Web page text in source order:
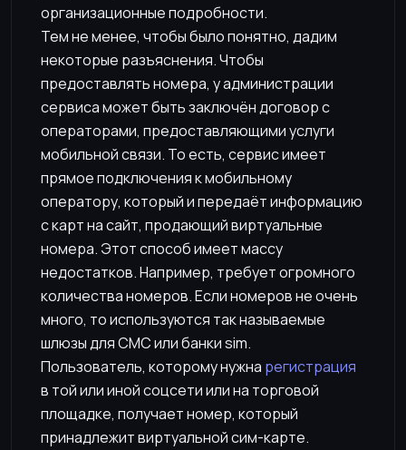
организационные подробности.
Тем не менее, чтобы было понятно, дадим
некоторые разъяснения. Чтобы
предоставлять номера, у администрации
сервиса может быть заключён договор с
операторами, предоставляющими услуги
мобильной связи. То есть, сервис имеет
прямое подключения к мобильному
оператору, который и передаёт информацию
с карт на сайт, продающий виртуальные
номера. Этот способ имеет массу
недостатков. Например, требует огромного
количества номеров. Если номеров не очень
много, то используются так называемые
шлюзы для СМС или банки sim.
Пользователь, которому нужна регистрация
в той или иной соцсети или на торговой
площадке, получает номер, который
принадлежит виртуальной сим-карте.